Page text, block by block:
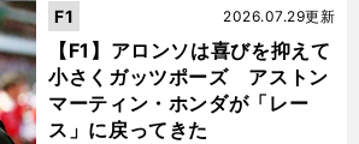
【F1】アロンソは喜びを抑えて
小さくガッツポーズ アストン
マーティン・ホンダが「レー
ス」に戻ってきた
2026.07.29更新
F1